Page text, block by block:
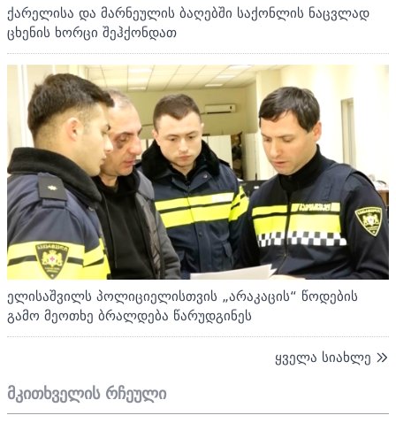
ქარელისა და მარნეულის ბაღებში საქონლის ნაცვლად
ცხენის ხორცი შეჰქონდათ
ელისაშვილს პოლიციელისთვის „არაკაცის“ წოდების
გამო მეოთხე ბრალდება წარუდგინეს
ყველა სიახლე
მკითხველის რჩეული